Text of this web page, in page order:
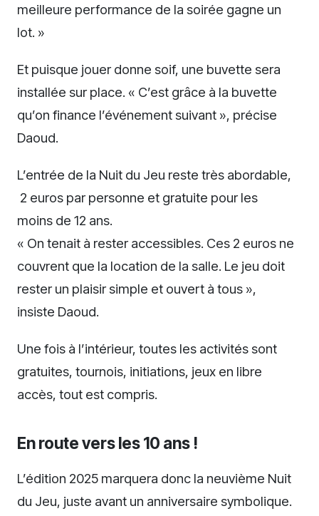
meilleure performance de la soirée gagne un
lot. »
Et puisque jouer donne soif, une buvette sera
installée sur place. « C’est grâce à la buvette
qu’on finance l’événement suivant », précise
Daoud.
L’entrée de la Nuit du Jeu reste très abordable,
2 euros par personne et gratuite pour les
moins de 12 ans.
« On tenait à rester accessibles. Ces 2 euros ne
couvrent que la location de la salle. Le jeu doit
rester un plaisir simple et ouvert à tous »,
insiste Daoud.
Une fois à l’intérieur, toutes les activités sont
gratuites, tournois, initiations, jeux en libre
accès, tout est compris.
En route vers les 10 ans !
L’édition 2025 marquera donc la neuvième Nuit
du Jeu, juste avant un anniversaire symbolique.